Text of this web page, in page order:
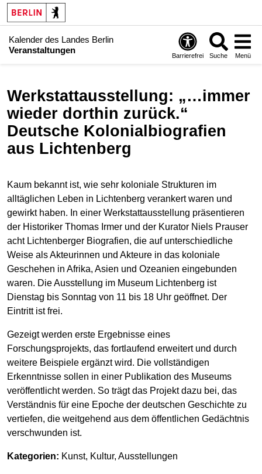
Kalender des Landes Berlin
Veranstaltungen
Barrierefrei Suche Menü
Werkstattausstellung: „…immer
wieder dorthin zurück.“
Deutsche Kolonialbiografien
aus Lichtenberg
Kaum bekannt ist, wie sehr koloniale Strukturen im
alltäglichen Leben in Lichtenberg verankert waren und
gewirkt haben. In einer Werkstattausstellung präsentieren
der Historiker Thomas Irmer und der Kurator Niels Prauser
acht Lichtenberger Biografien, die auf unterschiedliche
Weise als Akteurinnen und Akteure in das koloniale
Geschehen in Afrika, Asien und Ozeanien eingebunden
waren. Die Ausstellung im Museum Lichtenberg ist
Dienstag bis Sonntag von 11 bis 18 Uhr geöffnet. Der
Eintritt ist frei.
Gezeigt werden erste Ergebnisse eines
Forschungsprojekts, das fortlaufend erweitert und durch
weitere Beispiele ergänzt wird. Die vollständigen
Erkenntnisse sollen in einer Publikation des Museums
veröffentlicht werden. So trägt das Projekt dazu bei, das
Verständnis für eine Epoche der deutschen Geschichte zu
vertiefen, die weitgehend aus dem öffentlichen Gedächtnis
verschwunden ist.
Kategorien: Kunst, Kultur, Ausstellungen